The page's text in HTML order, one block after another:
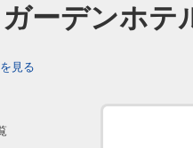
ーデンホテ
見る